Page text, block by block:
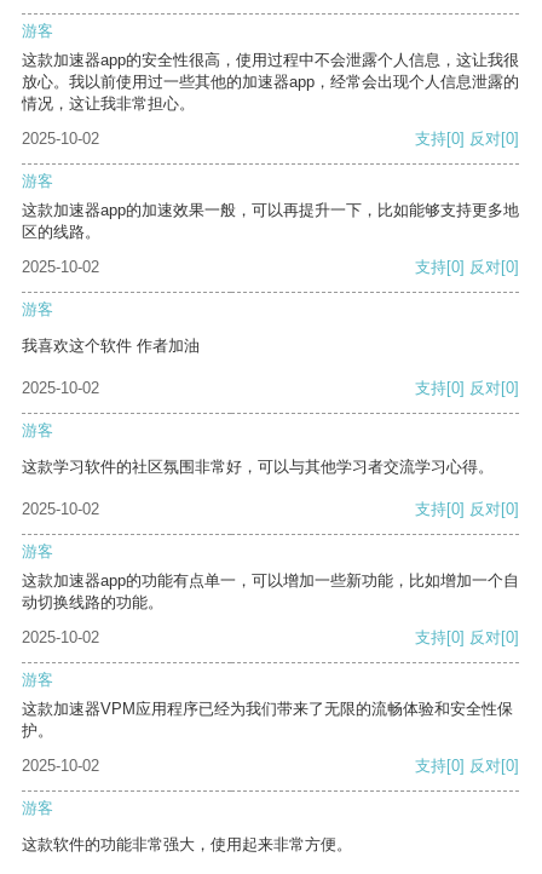
游客
这款加速器app的安全性很高，使用过程中不会泄露个人信息，这让我很
放心。我以前使用过一些其他的加速器app，经常会出现个人信息泄露的
情况，这让我非常担心。
2025-10-02
支持[0] 反对[0]
游客
这款加速器app的加速效果一般，可以再提升一下，比如能够支持更多地
区的线路。
2025-10-02
支持[0] 反对[0]
游客
我喜欢这个软件 作者加油
2025-10-02 支持[0] 反对[0]
游客
这款学习软件的社区氛围非常好，可以与其他学习者交流学习心得。
2025-10-02 支持[0] 反对[0]
游客
这款加速器app的功能有点单一，可以增加一些新功能，比如增加一个自
动切换线路的功能。
2025-10-02
支持[0] 反对[0]
游客
这款加速器VPM应用程序已经为我们带来了无限的流畅体验和安全性保
护。
2025-10-02
支持[0] 反对[0]
游客
这款软件的功能非常强大，使用起来非常方便。